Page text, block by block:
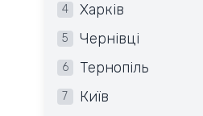
4 Харків
5 Чернівці
6 Тернопіль
7 Київ